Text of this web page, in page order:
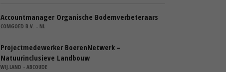
Accountmanager Organische Bodemverbeteraars
COMGOED B.V. - NL
Projectmedewerker BoerenNetwerk –
Natuurinclusieve Landbouw
WIJ.LAND - ABCOUDE